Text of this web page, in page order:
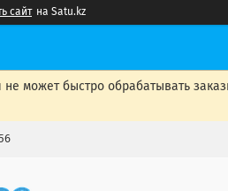
сайт на Satu.kz
не может быстро обрабатывать